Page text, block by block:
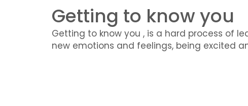
Getting to know you
Getting to know you , is a hard process of
new emotions and feelings, being excited